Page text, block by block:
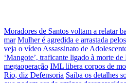
Moradores de Santos voltam a relatar
mar Mulher é agredida e arrastada
veja o vídeo Assassinato de
‘Mangote’, traficante ligado à morte
megaoperação IML libera corpos de
Rio, diz Defensoria Saiba os detalhes